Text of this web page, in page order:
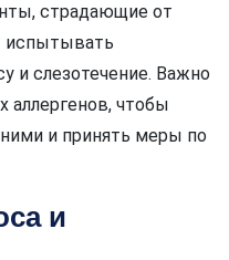
страдающие от
испытывать
и слезотечение. Важно
чтобы
ними и принять меры по
и